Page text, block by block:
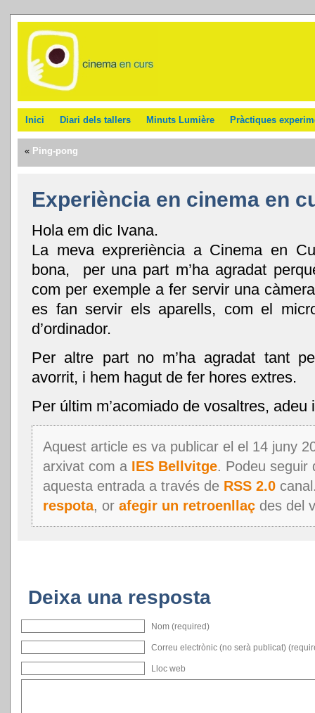
Inici Diari dels tallers Minuts Lumière Pràctiques
« Ping-pong
Experiència en cinema en
Hola em dic Ivana.
La meva expreriència a Cinema en
bona, per una part m’ha agradat
com per exemple a fer servir una
es fan servir els aparells, com el
d’ordinador.
Per altre part no m’ha agradat tant
avorrit, i hem hagut de fer hores extres.
Per últim m’acomiado de vosaltres, adeu
Aquest article es va publicar el el 14 juny
arxivat com a IES Bellvitge. Podeu seguir
aquesta entrada a través de RSS 2.0
respota, or afegir un retroenllaç des del
Deixa una resposta
Nom (required)
Correu electrònic (no serà publicat)
Lloc web